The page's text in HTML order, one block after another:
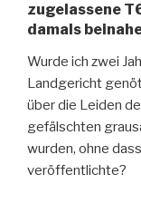
zugelassene
damals
Wurde ich zwei
Landgericht
über die Leiden
gefälschten
wurden, ohne
veröffentlichte?